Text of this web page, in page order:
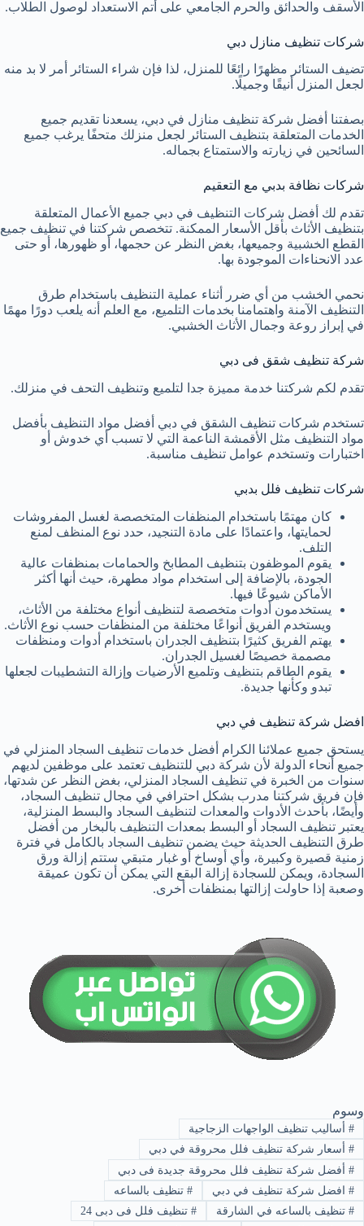
الأسقف والحدائق والحرم الجامعي على أتم الاستعداد لوصول الطلاب.
شركات تنظيف منازل دبي
تضيف الستائر مظهرًا رائعًا للمنزل، لذا فإن شراء الستائر أمر لا بد منه
لجعل المنزل أنيقًا وجميلًا.
بصفتنا أفضل شركة تنظيف منازل في دبي، يسعدنا تقديم جميع
الخدمات المتعلقة بتنظيف الستائر لجعل منزلك متحفًا يرغب جميع
السائحين في زيارته والاستمتاع بجماله.
شركات نظافة بدبي مع التعقيم
تقدم لك أفضل شركات التنظيف في دبي جميع الأعمال المتعلقة
بتنظيف الأثاث بأقل الأسعار الممكنة. تتخصص شركتنا في تنظيف جميع
القطع الخشبية وجميعها، بغض النظر عن حجمها، أو ظهورها، أو حتى
عدد الانحناءات الموجودة بها.
نحمي الخشب من أي ضرر أثناء عملية التنظيف باستخدام طرق
التنظيف الآمنة واهتمامنا بخدمات التلميع، مع العلم أنه يلعب دورًا مهمًا
في إبراز روعة وجمال الأثاث الخشبي.
شركة تنظيف شقق فى دبي
تقدم لكم شركتنا خدمة مميزة جدا لتلميع وتنظيف التحف في منزلك.
تستخدم شركات تنظيف الشقق في دبي أفضل مواد التنظيف بأفضل
مواد التنظيف مثل الأقمشة الناعمة التي لا تسبب أي خدوش أو
اختبارات وتستخدم عوامل تنظيف مناسبة.
شركات تنظيف فلل بدبي
كان مهتمًا باستخدام المنظفات المتخصصة لغسل المفروشات
لحمايتها، واعتمادًا على مادة التنجيد، حدد نوع المنظف لمنع
التلف.
يقوم الموظفون بتنظيف المطابخ والحمامات بمنظفات عالية
الجودة، بالإضافة إلى استخدام مواد مطهرة، حيث أنها أكثر
الأماكن شيوعًا فيها.
يستخدمون أدوات متخصصة لتنظيف أنواع مختلفة من الأثاث،
ويستخدم الفريق أنواعًا مختلفة من المنظفات حسب نوع الأثاث.
يهتم الفريق كثيرًا بتنظيف الجدران باستخدام أدوات ومنظفات
مصممة خصيصًا لغسيل الجدران.
يقوم الطاقم بتنظيف وتلميع الأرضيات وإزالة التشطيبات لجعلها
تبدو وكأنها جديدة.
افضل شركة تنظيف في دبي
يستحق جميع عملائنا الكرام أفضل خدمات تنظيف السجاد المنزلي في
جميع أنحاء الدولة لأن شركة دبي للتنظيف تعتمد على موظفين لديهم
سنوات من الخبرة في تنظيف السجاد المنزلي، بغض النظر عن شدتها،
فإن فريق شركتنا مدرب بشكل احترافي في مجال تنظيف السجاد،
وأيضًا، بأحدث الأدوات والمعدات لتنظيف السجاد والبسط المنزلية،
يعتبر تنظيف السجاد أو البسط بمعدات التنظيف بالبخار من أفضل
طرق التنظيف الحديثة حيث يضمن تنظيف السجاد بالكامل في فترة
زمنية قصيرة وكبيرة، وأي أوساخ أو غبار متبقي ستتم إزالة ورق
السجادة، ويمكن للسجادة إزالة البقع التي يمكن أن تكون عميقة
وصعبة إذا حاولت إزالتها بمنظفات أخرى.
وسوم
#أساليب تنظيف الواجهات الزجاجية
#أسعار شركة تنظيف فلل محروقة في دبي
#أفضل شركة تنظيف فلل محروقة جديدة فى دبي
#افضل شركة تنظيف في دبي #تنظيف بالساعه
#تنظيف بالساعه في الشارقة #تنظيف فلل فى دبى 24